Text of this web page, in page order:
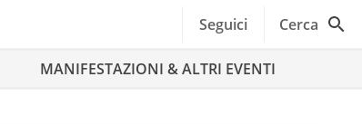
Seguici Cerca
MANIFESTAZIONI & ALTRI EVENTI